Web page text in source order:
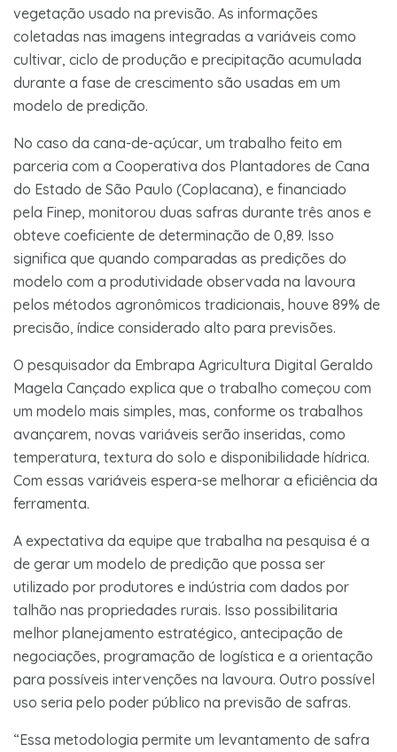
vegetação usado na previsão. As informações
coletadas nas imagens integradas a variáveis como
cultivar, ciclo de produção e precipitação acumulada
durante a fase de crescimento são usadas em um
modelo de predição.
No caso da cana-de-açúcar, um trabalho feito em
parceria com a Cooperativa dos Plantadores de Cana
do Estado de São Paulo (Coplacana), e financiado
pela Finep, monitorou duas safras durante três anos e
obteve coeficiente de determinação de 0,89. Isso
significa que quando comparadas as predições do
modelo com a produtividade observada na lavoura
pelos métodos agronômicos tradicionais, houve 89% de
precisão, índice considerado alto para previsões.
O pesquisador da Embrapa Agricultura Digital Geraldo
Magela Cançado explica que o trabalho começou com
um modelo mais simples, mas, conforme os trabalhos
avançarem, novas variáveis serão inseridas, como
temperatura, textura do solo e disponibilidade hídrica.
Com essas variáveis espera-se melhorar a eficiência da
ferramenta.
A expectativa da equipe que trabalha na pesquisa é a
de gerar um modelo de predição que possa ser
utilizado por produtores e indústria com dados por
talhão nas propriedades rurais. Isso possibilitaria
melhor planejamento estratégico, antecipação de
negociações, programação de logística e a orientação
para possíveis intervenções na lavoura. Outro possível
uso seria pelo poder público na previsão de safras.
“Essa metodologia permite um levantamento de safra